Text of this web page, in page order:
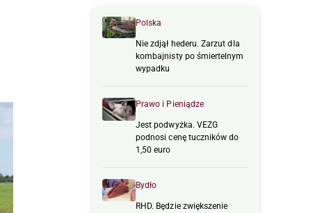
Polska
Nie zdjął hederu. Zarzut dla
kombajnisty po śmiertelnym
wypadku
Prawo i Pieniądze
Jest podwyżka. VEZG
podnosi cenę tuczników do
1,50 euro
Bydło
RHD. Będzie zwiększenie